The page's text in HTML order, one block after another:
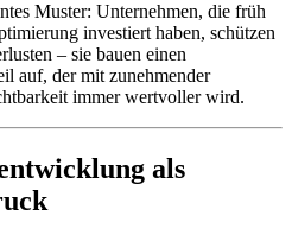
Muster: Unternehmen, die früh
investiert haben, schützen
– sie bauen einen
auf, der mit zunehmender
immer wertvoller wird.
als